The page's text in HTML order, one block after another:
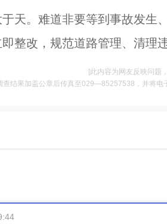
天。难道非要等到事故发生
整改，规范道路管理、清理
[此内容为网友反映问题
查结果加盖公章后传真至029—85257538，并将